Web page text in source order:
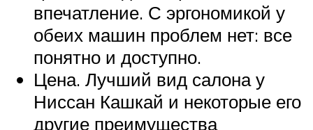
впечатление. С эргономикой у
обеих машин проблем нет: все
понятно и доступно.
Цена. Лучший вид салона у
Ниссан Кашкай и некоторые его
другие преимущества